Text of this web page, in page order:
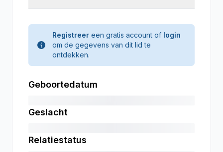
Registreer een gratis account of login
om de gegevens van dit lid te
ontdekken.
Geboortedatum
Geslacht
Relatiestatus